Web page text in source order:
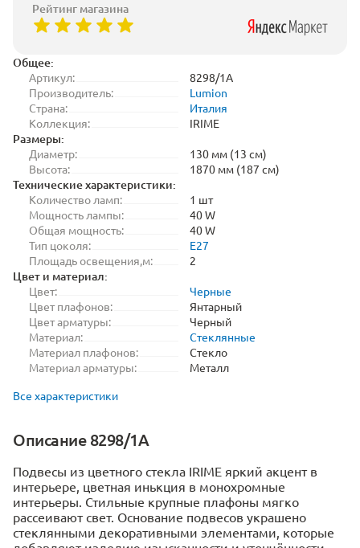
Общее:
Артикул:
8298/1A
Производитель:
Lumion
Страна:
Италия
Коллекция:
IRIME
Размеры:
Диаметр:
130 мм (13 см)
Высота:
1870 мм (187 см)
Технические характеристики:
Количество ламп:
1 шт
Мощность лампы:
40 W
Общая мощность:
40 W
Тип цоколя:
E27
Площадь освещения,м:
2
Цвет и материал:
Цвет:
Черные
Цвет плафонов:
Янтарный
Цвет арматуры:
Черный
Материал:
Стеклянные
Материал плафонов:
Стекло
Материал арматуры:
Металл
Все характеристики
Описание 8298/1A
Подвесы из цветного стекла IRIME яркий акцент в
интерьере, цветная инькция в монохромные
интерьеры. Стильные крупные плафоны мягко
рассеивают свет. Основание подвесов украшено
стеклянными декоративными элементами, которые
Рейтинг магазина